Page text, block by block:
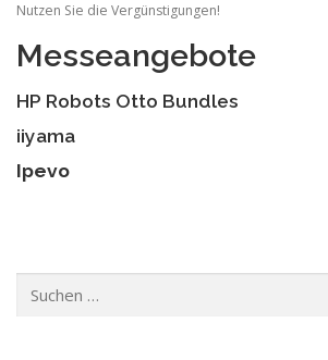
Nutzen Sie die Vergünstigungen!
Messeangebote
HP Robots Otto Bundles
iiyama
Ipevo
nach: